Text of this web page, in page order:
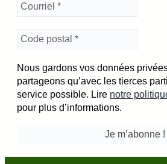
Nous gardons vos données
partageons qu’avec les tierces
service possible. Lire notre
pour plus d’informations.